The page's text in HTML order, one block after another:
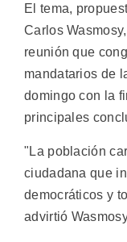
El tema,
Carlos
reunión que
mandatarios de
domingo con la
principales
"La población
ciudadana que
democráticos y
advirtió